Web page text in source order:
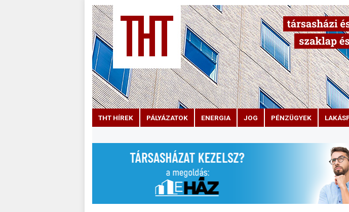
THT HÍREK PÁLYÁZATOK ENERGIA JOG PÉNZÜGYEK